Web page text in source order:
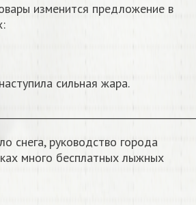
изменится предложение в
сильная жара.
снега, руководство города
много бесплатных лыжных